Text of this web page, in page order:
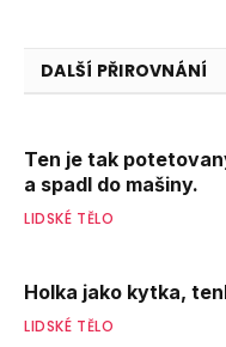
DALŠÍ PŘIROVNÁNÍ
Ten je tak
a spadl do mašiny.
LIDSKÉ TĚLO
Holka jako kytka,
LIDSKÉ TĚLO